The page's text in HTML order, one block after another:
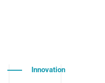
Innovation